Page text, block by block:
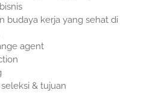
budaya kerja yang sehat di
agent
& tujuan